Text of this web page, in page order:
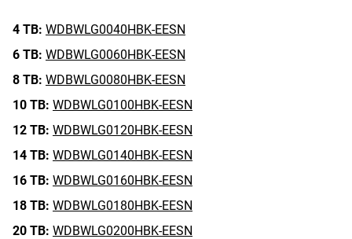
4 TB: WDBWLG0040HBK-EESN
6 TB: WDBWLG0060HBK-EESN
8 TB: WDBWLG0080HBK-EESN
10 TB: WDBWLG0100HBK-EESN
12 TB: WDBWLG0120HBK-EESN
14 TB: WDBWLG0140HBK-EESN
16 TB: WDBWLG0160HBK-EESN
18 TB: WDBWLG0180HBK-EESN
20 TB: WDBWLG0200HBK-EESN